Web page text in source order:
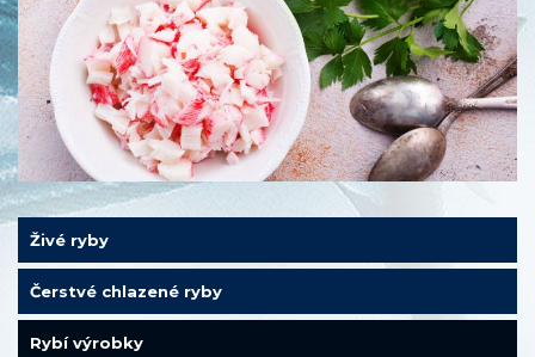
Živé ryby
Čerstvé chlazené ryby
Rybí výrobky